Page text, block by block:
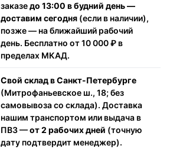
заказедо 13:00 в будний день —
доставим сегодня (если в наличии),
позже — на ближайший рабочий
день. Бесплатно от 10 000 ₽ в
пределах МКАД.
Свой склад в Санкт-Петербурге
(Митрофаньевское ш., 18; без
самовывоза со склада). Доставка
нашим транспортом или выдача в
ПВЗ —от 2 рабочих дней (точную
дату подтвердит менеджер).